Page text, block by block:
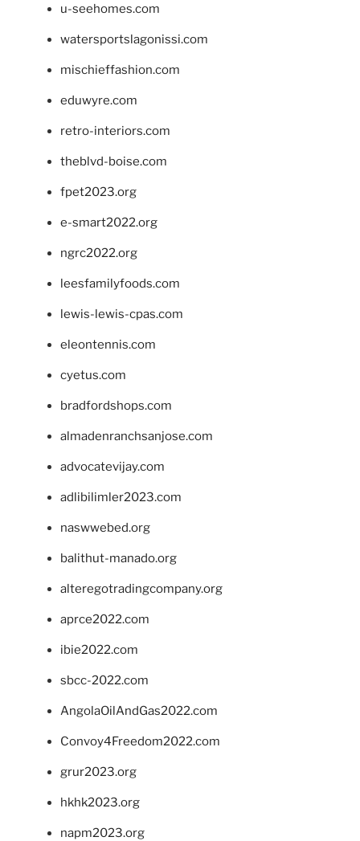
u-seehomes.com
watersportslagonissi.com
mischieffashion.com
eduwyre.com
retro-interiors.com
theblvd-boise.com
fpet2023.org
e-smart2022.org
ngrc2022.org
leesfamilyfoods.com
lewis-lewis-cpas.com
eleontennis.com
cyetus.com
bradfordshops.com
almadenranchsanjose.com
advocatevijay.com
adlibilimler2023.com
naswwebed.org
balithut-manado.org
alteregotradingcompany.org
aprce2022.com
ibie2022.com
sbcc-2022.com
AngolaOilAndGas2022.com
Convoy4Freedom2022.com
grur2023.org
hkhk2023.org
napm2023.org